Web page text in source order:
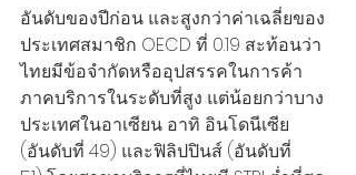
อันดับของปีก่อน และสูงกว่าค่าเฉลี่ยของ
ประเทศสมาชิก OECD ที่ 0.19 สะท้อนว่า
ไทยมีข้อจำกัดหรืออุปสรรคในการค้า
ภาคบริการในระดับที่สูง แต่น้อยกว่าบาง
ประเทศในอาเซียน อาทิ อินโดนีเซีย
(อันดับที่ 49) และฟิลิปปินส์ (อันดับที่